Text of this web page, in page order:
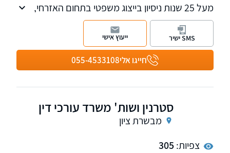
מעל 25 שנות ניסיון בייצוג משפטי בתחום האזרחי,
משפחה, שירות משפטי מקיף לאוכלוסיית הגיל
השלישי, מקרקעין ועוד.
חייגו אלי055-4533108
SMS ישיר ייעוץ אישי
סטרנין ושות' משרד עורכי דין
מבשרת ציון
צפיות:305